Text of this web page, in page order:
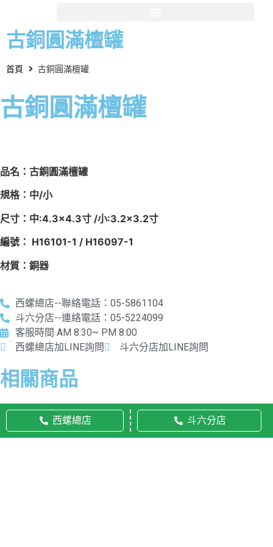
古銅圓滿檀罐
首頁 古銅圓滿檀罐
古銅圓滿檀罐
品名：古銅圓滿檀罐
規格：中/小
尺寸：中:4.3×4.3寸 /小:3.2×3.2寸
編號： H16101-1 / H16097-1
材質：銅器
西螺總店--聯絡電話：05-5861104
斗六分店--連絡電話：05-5224099
客服時間 AM 8:30~ PM 8:00
西螺總店加LINE詢問
斗六分店加LINE詢問
相關商品
西螺總店 斗六分店